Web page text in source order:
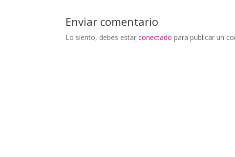
Enviar comentario
Lo siento, debes estarconectado para publicar un